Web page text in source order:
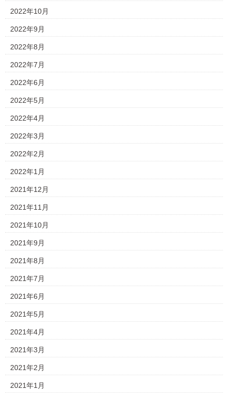
2022年10月
2022年9月
2022年8月
2022年7月
2022年6月
2022年5月
2022年4月
2022年3月
2022年2月
2022年1月
2021年12月
2021年11月
2021年10月
2021年9月
2021年8月
2021年7月
2021年6月
2021年5月
2021年4月
2021年3月
2021年2月
2021年1月